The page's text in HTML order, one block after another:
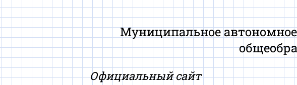
Муниципальное